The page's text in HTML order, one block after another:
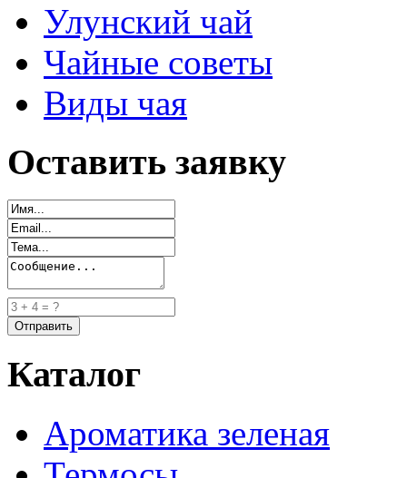
Улунский чай
Чайные советы
Виды чая
Оставить заявку
Каталог
Ароматика зеленая